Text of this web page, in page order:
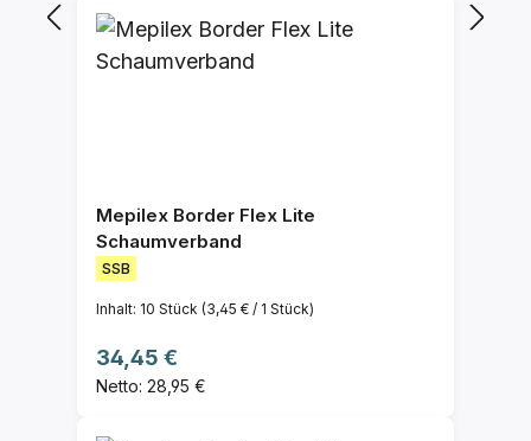
Mepilex Border Flex Lite
Schaumverband
SSB
Inhalt: 10 Stück (3,45 € / 1 Stück)
Regulärer Preis:
34,45 €
Netto: 28,95 €